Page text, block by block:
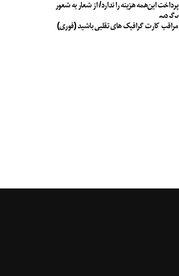
پرداخت این‌همه هزینه را ندارد/ از شعار به شعور
برگردیم
مراقب کارت گرافیک های تقلبی باشید (فوری)